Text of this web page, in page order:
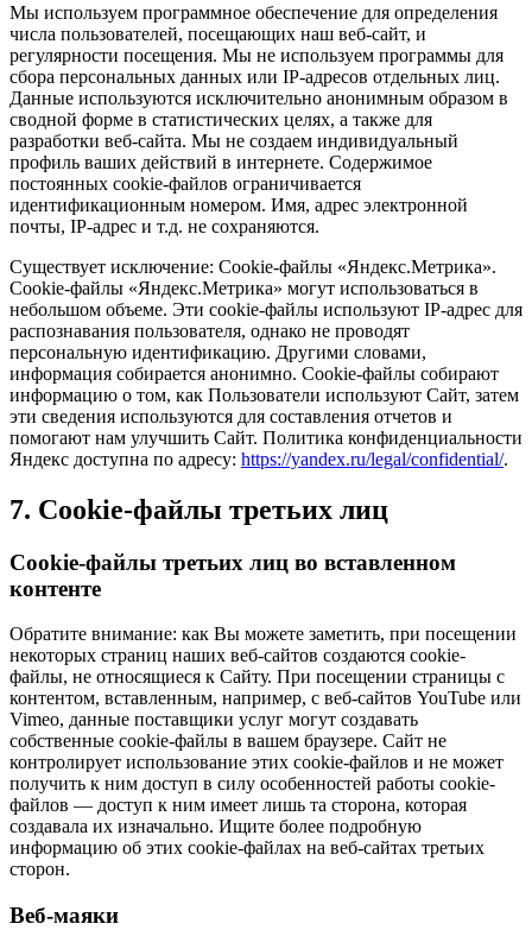
Мы используем программное обеспечение для определения
числа пользователей, посещающих наш веб-сайт, и
регулярности посещения. Мы не используем программы для
сбора персональных данных или IP-адресов отдельных лиц.
Данные используются исключительно анонимным образом в
сводной форме в статистических целях, а также для
разработки веб-сайта. Мы не создаем индивидуальный
профиль ваших действий в интернете. Содержимое
постоянных cookie-файлов ограничивается
идентификационным номером. Имя, адрес электронной
почты, IP-адрес и т.д. не сохраняются.
Существует исключение: Cookie-файлы «Яндекс.Метрика».
Cookie-файлы «Яндекс.Метрика» могут использоваться в
небольшом объеме. Эти cookie-файлы используют IP-адрес для
распознавания пользователя, однако не проводят
персональную идентификацию. Другими словами,
информация собирается анонимно. Cookie-файлы собирают
информацию о том, как Пользователи используют Сайт, затем
эти сведения используются для составления отчетов и
помогают нам улучшить Сайт. Политика конфиденциальности
Яндекс доступна по адресу: https://yandex.ru/legal/confidential/.
7. Cookie-файлы третьих лиц
Cookie-файлы третьих лиц во вставленном
контенте
Обратите внимание: как Вы можете заметить, при посещении
некоторых страниц наших веб-сайтов создаются cookie-
файлы, не относящиеся к Сайту. При посещении страницы с
контентом, вставленным, например, с веб-сайтов YouTube или
Vimeo, данные поставщики услуг могут создавать
собственные cookie-файлы в вашем браузере. Сайт не
контролирует использование этих cookie-файлов и не может
получить к ним доступ в силу особенностей работы cookie-
файлов — доступ к ним имеет лишь та сторона, которая
создавала их изначально. Ищите более подробную
информацию об этих cookie-файлах на веб-сайтах третьих
сторон.
Веб-маяки